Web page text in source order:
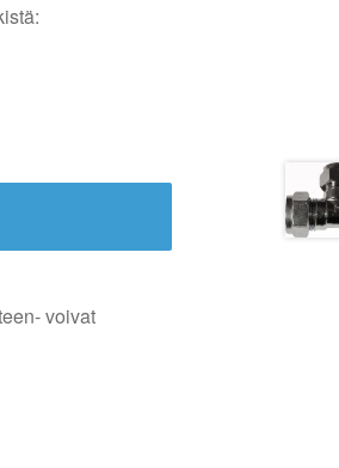
voivat